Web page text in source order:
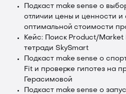
Подкаст make sense о
отличии цены и ценности и
оптимальной стоимости
Кейс: Поиск Product/Market
тетради SkySmart
Подкаст make sense о
Fit и проверке гипотез на
Герасимовой
Подкаст make sense о